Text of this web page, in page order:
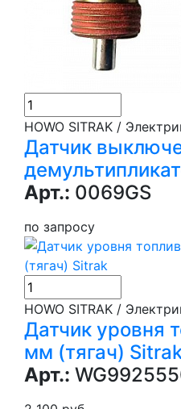
HOWO SITRAK /
Датчик
Арт.: 0069GS
по запросу
HOWO SITRAK /
Датчик уровня
мм (тягач)
Арт.: